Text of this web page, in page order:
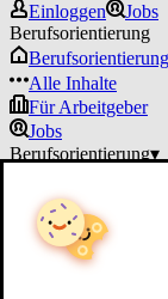
Einloggen
Jobs
Berufsorientierung
Alle Inhalte
Für Arbeitgeber
Jobs
Berufsorientierung▾